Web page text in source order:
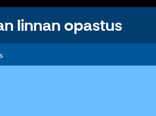
linnan opastus
opastus